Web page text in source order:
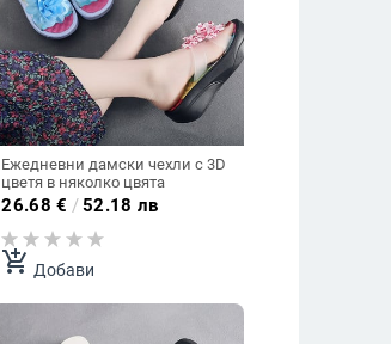
Ежедневни дамски чехли с 3D
цветя в няколко цвята
26.68 € /52.18 лв
add_shopping_cart Добави